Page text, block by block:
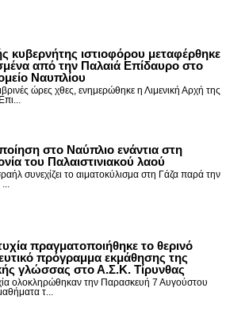
κυβερνήτης ιστιοφόρου μεταφέρθηκε
από την Παλαιά Επίδαυρο στο
Ναυπλίου
ώρες χθες, ενημερώθηκε η Λιμενική Αρχή της
στο Ναύπλιο ενάντια στη
του Παλαιστινιακού λαού
συνεχίζει το αιματοκύλισμα στη Γάζα παρά την
...
πραγματοποιήθηκε το θερινό
πρόγραμμα εκμάθησης της
γλώσσας στο Α.Σ.Κ. Τίρυνθας
ολοκληρώθηκαν την Παρασκευή 7 Αυγούστου
τ...